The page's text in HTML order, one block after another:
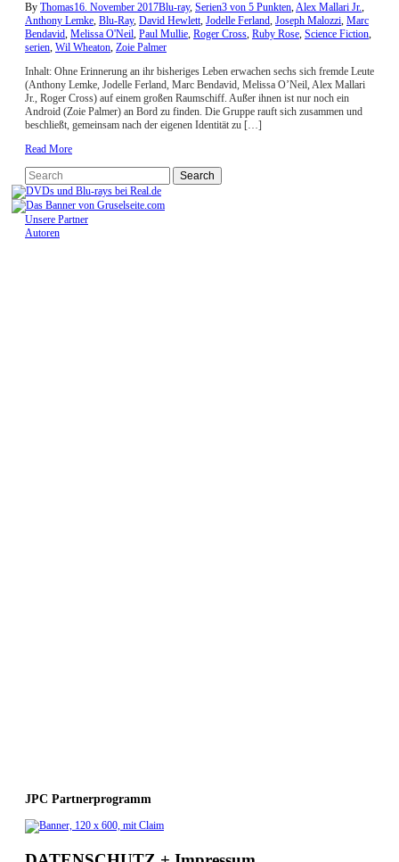
By Thomas16. November 2017Blu-ray, Serien3 von 5 Punkten,Alex Mallari Jr.,
Anthony Lemke, Blu-Ray, David Hewlett, Jodelle Ferland, Joseph Malozzi, Marc
Bendavid, Melissa O'Neil, Paul Mullie, Roger Cross, Ruby Rose, Science Fiction,
serien, Wil Wheaton, Zoie Palmer
Inhalt: Ohne Erinnerung an ihr bisheriges Leben erwachen sechs sich fremde Leute
(Anthony Lemke, Jodelle Ferland, Marc Bendavid, Melissa O’Neil, Alex Mallari
Jr., Roger Cross) auf einem großen Raumschiff. Außer ihnen ist nur noch ein
Android (Zoie Palmer) an Bord zu finden. Die Gruppe rauft sich zusammen und
beschließt, gemeinsam nach der eigenen Identität zu […]
Read More
Unsere Partner
Autoren
JPC Partnerprogramm